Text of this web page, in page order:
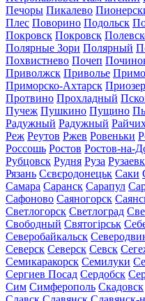
Печоры Пикалево
Плес Поворино Подольск
Покровск Покровск
Полярные Зори Полярный
Похвистнево Почеп
Приволжск Приволье
Приморско-Ахтарск
Протвино Прохладный
Пучеж Пушкино Пущино
Радужный Радужный
Реж Реутов Ржев Ровеньки
Россошь Ростов Ростов-на-
Рубцовск Рудня Руза
Рязань Сєвєродонецьк Саки
Самара Саранск Сарапул
Сафоново Саяногорск
Светлогорск Светлоград
Свободный Святогірськ
Северобайкальск
Северск Северск Севск
Семикаракорск Семилуки
Сергиев Посад Сердобск
Сим Симферополь Скадовск